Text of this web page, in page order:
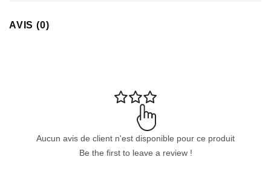
AVIS (0)
Aucun avis de client n'est disponible pour ce produit
Be the first to leave a review !